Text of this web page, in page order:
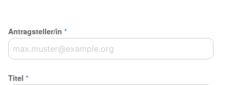
Antragsteller/in *
Titel *